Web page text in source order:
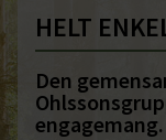
HELT
Den
engagemang.